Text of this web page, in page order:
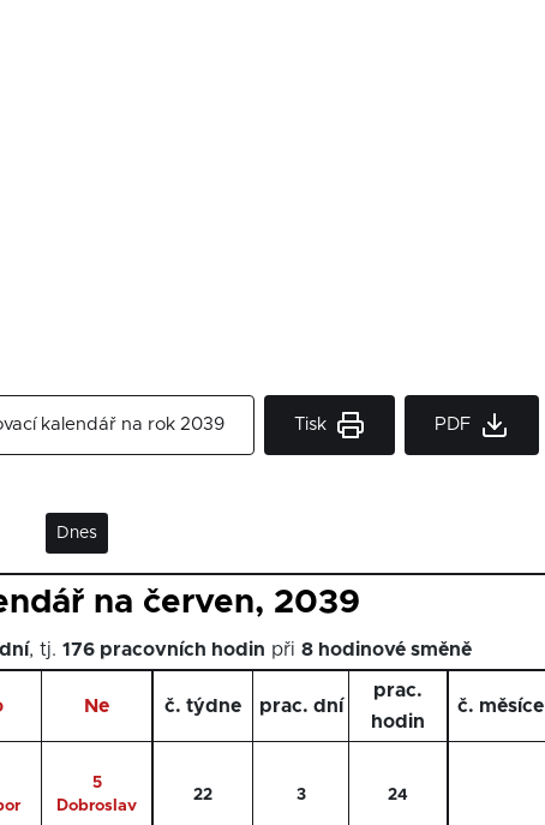
kalendář na rok 2039 Tisk PDF
Dnes
na červen, 2039
, tj. 176 pracovních hodin při 8 hodinové směně
Ne č. týdne prac. dní
prac.
hodin
č. měsíce
5
Dobroslav
22 3 24